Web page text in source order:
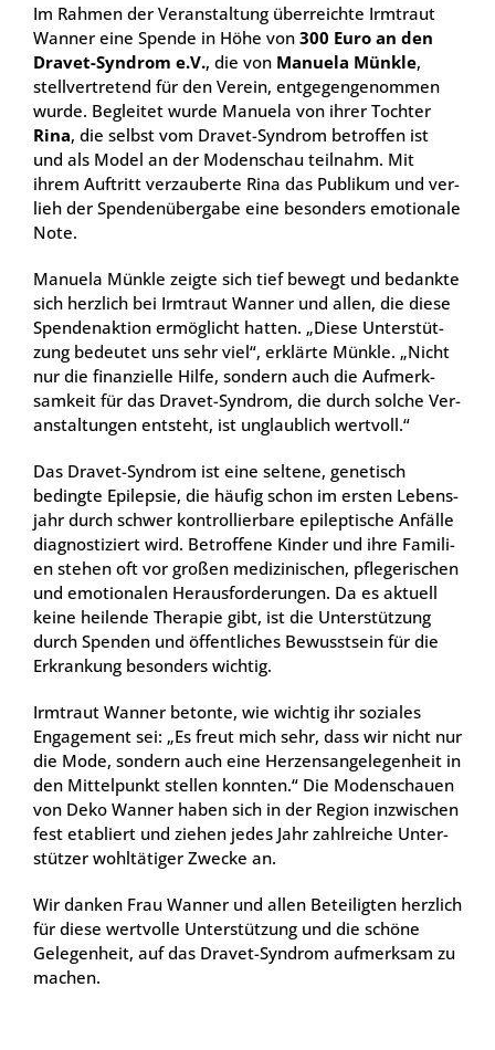
Im Rah­men der Ver­an­stal­tung über­reich­te Irm­traut
Wan­ner eine Spen­de in Höhe von 300 Euro an den
Dra­vet-Syn­drom e.V., die von Manue­la Münk­le,
stell­ver­tre­tend für den Ver­ein, ent­ge­gen­ge­nom­men
wur­de. Beglei­tet wur­de Manue­la von ihrer Toch­ter
Rina, die selbst vom Dra­vet-Syn­drom betrof­fen ist
und als Model an der Moden­schau teil­nahm. Mit
ihrem Auf­tritt ver­zau­ber­te Rina das Publi­kum und ver­
lieh der Spen­den­über­ga­be eine beson­ders emo­tio­na­le
Note.
Manue­la Münk­le zeig­te sich tief bewegt und bedank­te
sich herz­lich bei Irm­traut Wan­ner und allen, die die­se
Spen­den­ak­ti­on ermög­licht hat­ten. „Die­se Unter­stüt­
zung bedeu­tet uns sehr viel“, erklär­te Münk­le. „Nicht
nur die finan­zi­el­le Hil­fe, son­dern auch die Auf­merk­
sam­keit für das Dra­vet-Syn­drom, die durch sol­che Ver­
an­stal­tun­gen ent­steht, ist unglaub­lich wert­voll.“
Das Dra­vet-Syn­drom ist eine sel­te­ne, gene­tisch
beding­te Epi­lep­sie, die häu­fig schon im ers­ten Lebens­
jahr durch schwer kon­trol­lier­ba­re epi­lep­ti­sche Anfäl­le
dia­gnos­ti­ziert wird. Betrof­fe­ne Kin­der und ihre Fami­li­
en ste­hen oft vor gro­ßen medi­zi­ni­schen, pfle­ge­ri­schen
und emo­tio­na­len Her­aus­for­de­run­gen. Da es aktu­ell
kei­ne hei­len­de The­ra­pie gibt, ist die Unter­stüt­zung
durch Spen­den und öffent­li­ches Bewusst­sein für die
Erkran­kung beson­ders wich­tig.
Irm­traut Wan­ner beton­te, wie wich­tig ihr sozia­les
Enga­ge­ment sei: „Es freut mich sehr, dass wir nicht nur
die Mode, son­dern auch eine Her­zens­an­ge­le­gen­heit in
den Mit­tel­punkt stel­len konn­ten.“ Die Moden­schau­en
von Deko Wan­ner haben sich in der Regi­on inzwi­schen
fest eta­bliert und zie­hen jedes Jahr zahl­rei­che Unter­
stüt­zer wohl­tä­ti­ger Zwe­cke an.
Wir dan­ken Frau Wan­ner und allen Betei­lig­ten herz­lich
für die­se wert­vol­le Unter­stüt­zung und die schö­ne
Gele­gen­heit, auf das Dra­vet-Syn­drom auf­merk­sam zu
machen.